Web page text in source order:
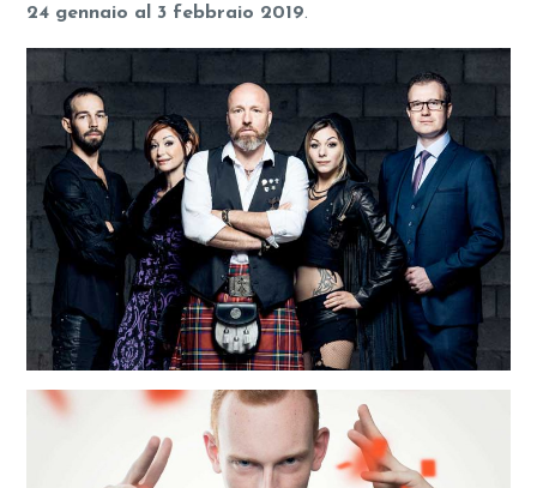
24 gennaio al 3 febbraio 2019.